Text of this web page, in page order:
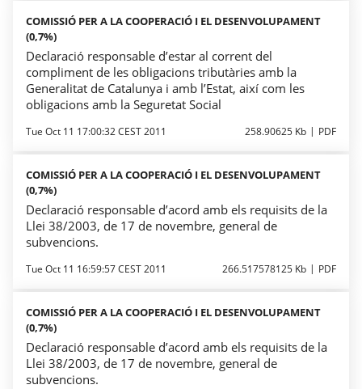
COMISSIÓ PER A LA COOPERACIÓ I EL DESENVOLUPAMENT
(0,7%)
Declaració responsable d’estar al corrent del
compliment de les obligacions tributàries amb la
Generalitat de Catalunya i amb l’Estat, així com les
obligacions amb la Seguretat Social
Tue Oct 11 17:00:32 CEST 2011 258.90625 Kb PDF
COMISSIÓ PER A LA COOPERACIÓ I EL DESENVOLUPAMENT
(0,7%)
Declaració responsable d’acord amb els requisits de la
Llei 38/2003, de 17 de novembre, general de
subvencions.
Tue Oct 11 16:59:57 CEST 2011 266.517578125 Kb PDF
COMISSIÓ PER A LA COOPERACIÓ I EL DESENVOLUPAMENT
(0,7%)
Declaració responsable d’acord amb els requisits de la
Llei 38/2003, de 17 de novembre, general de
subvencions.